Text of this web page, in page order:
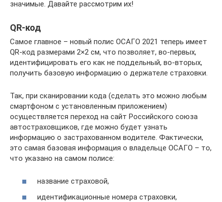
значимые. Давайте рассмотрим их!
QR-код
Самое главное – новый полис ОСАГО 2021 теперь имеет
QR-код размерами 2×2 см, что позволяет, во-первых,
идентифицировать его как не поддельный, во-вторых,
получить базовую информацию о держателе страховки.
Так, при сканировании кода (сделать это можно любым
смартфоном с установленным приложением)
осуществляется переход на сайт Российского союза
автостраховщиков, где можно будет узнать
информацию о застрахованном водителе. Фактически,
это самая базовая информация о владельце ОСАГО – то,
что указано на самом полисе:
название страховой,
идентификационные номера страховки,